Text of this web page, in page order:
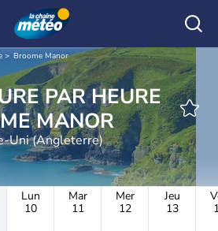
Broome Manor
PAR HEURE
MANOR
Uni (Angleterre)
Lun
10
Mar
11
Mer
12
Jeu
13